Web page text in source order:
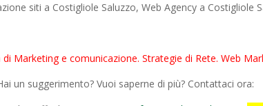
siti a Costigliole Saluzzo,Web Agency a Costigliole
Marketing e comunicazione. Strategie di Rete. Web
un suggerimento? Vuoi saperne di più? Contattaci ora: